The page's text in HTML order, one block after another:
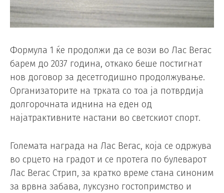
Формула 1 ќе продолжи да се вози во Лас Вегас
барем до 2037 година, откако беше постигнат
нов договор за десетгодишно продолжување.
Организаторите на трката со тоа ја потврдија
долгорочната иднина на еден од
најатрактивните настани во светскиот спорт.
Големата награда на Лас Вегас, која се одржува
во срцето на градот и се протега по булеварот
Лас Вегас Стрип, за кратко време стана синоним
за врвна забава, луксузно гостопримство и